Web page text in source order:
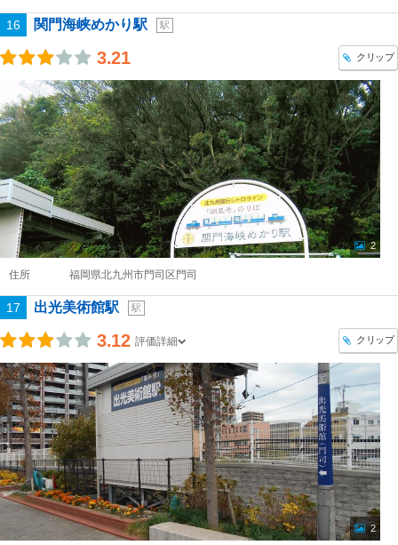
16 関門海峡めかり駅 駅
3.21 クリップ
2
住所 福岡県北九州市門司区門司
17 出光美術館駅 駅
3.12 評価詳細 クリップ
2